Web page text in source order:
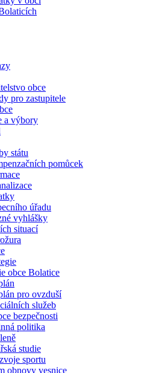
obce
pro zastupitele
a výbory
státu
pomůcek
úřadu
vyhlášky
situací
obce Bolatice
pro ovzduší
služeb
bezpečnosti
politika
studie
sportu
obnovy vesnice